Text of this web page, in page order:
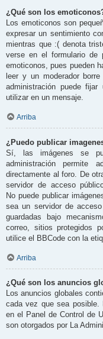
¿Qué son los
Los emoticonos son
expresar un sentimiento
mientras que :( denota
verse en el formulario de
emoticonos, pues pueden
leer y un moderador
administración puede
utilizar en un mensaje.
Arriba
¿Puedo publicar
Sí, las imágenes se
administración permite
directamente al foro. De
servidor de acceso
No puede publicar
sea un servidor de
guardadas bajo
correo, sitios protegidos
utilice el BBCode con la
Arriba
¿Qué son los anuncios
Los anuncios globales
cada vez que sea posible.
en el Panel de Control de
son otorgados por La